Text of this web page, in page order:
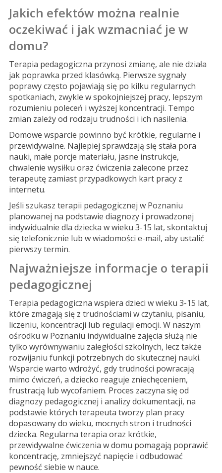
Jakich efektów można realnie
oczekiwać i jak wzmacniać je w
domu?
Terapia pedagogiczna przynosi zmianę, ale nie działa
jak poprawka przed klasówką. Pierwsze sygnały
poprawy często pojawiają się po kilku regularnych
spotkaniach, zwykle w spokojniejszej pracy, lepszym
rozumieniu poleceń i wyższej koncentracji. Tempo
zmian zależy od rodzaju trudności i ich nasilenia.
Domowe wsparcie powinno być krótkie, regularne i
przewidywalne. Najlepiej sprawdzają się stała pora
nauki, małe porcje materiału, jasne instrukcje,
chwalenie wysiłku oraz ćwiczenia zalecone przez
terapeutę zamiast przypadkowych kart pracy z
internetu.
Jeśli szukasz terapii pedagogicznej w Poznaniu
planowanej na podstawie diagnozy i prowadzonej
indywidualnie dla dziecka w wieku 3-15 lat, skontaktuj
się telefonicznie lub w wiadomości e-mail, aby ustalić
pierwszy termin.
Najważniejsze informacje o terapii
pedagogicznej
Terapia pedagogiczna wspiera dzieci w wieku 3-15 lat,
które zmagają się z trudnościami w czytaniu, pisaniu,
liczeniu, koncentracji lub regulacji emocji. W naszym
ośrodku w Poznaniu indywidualne zajęcia służą nie
tylko wyrównywaniu zaległości szkolnych, lecz także
rozwijaniu funkcji potrzebnych do skutecznej nauki.
Wsparcie warto wdrożyć, gdy trudności powracają
mimo ćwiczeń, a dziecko reaguje zniechęceniem,
frustracją lub wycofaniem. Proces zaczyna się od
diagnozy pedagogicznej i analizy dokumentacji, na
podstawie których terapeuta tworzy plan pracy
dopasowany do wieku, mocnych stron i trudności
dziecka. Regularna terapia oraz krótkie,
przewidywalne ćwiczenia w domu pomagają poprawić
koncentrację, zmniejszyć napięcie i odbudować
pewność siebie w nauce.